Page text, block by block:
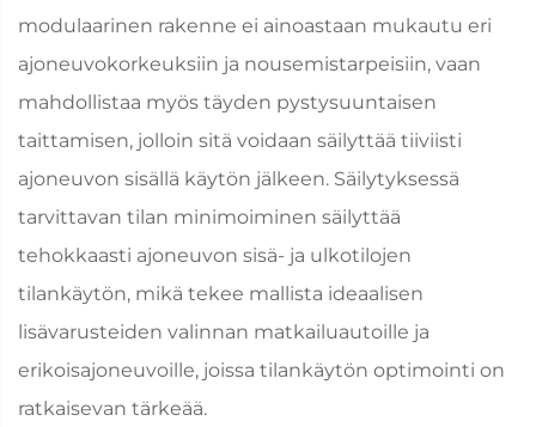
modulaarinen rakenne ei ainoastaan mukautu eri
ajoneuvokorkeuksiin ja nousemistarpeisiin, vaan
mahdollistaa myös täyden pystysuuntaisen
taittamisen, jolloin sitä voidaan säilyttää tiiviisti
ajoneuvon sisällä käytön jälkeen. Säilytyksessä
tarvittavan tilan minimoiminen säilyttää
tehokkaasti ajoneuvon sisä- ja ulkotilojen
tilankäytön, mikä tekee mallista ideaalisen
lisävarusteiden valinnan matkailuautoille ja
erikoisajoneuvoille, joissa tilankäytön optimointi on
ratkaisevan tärkeää.